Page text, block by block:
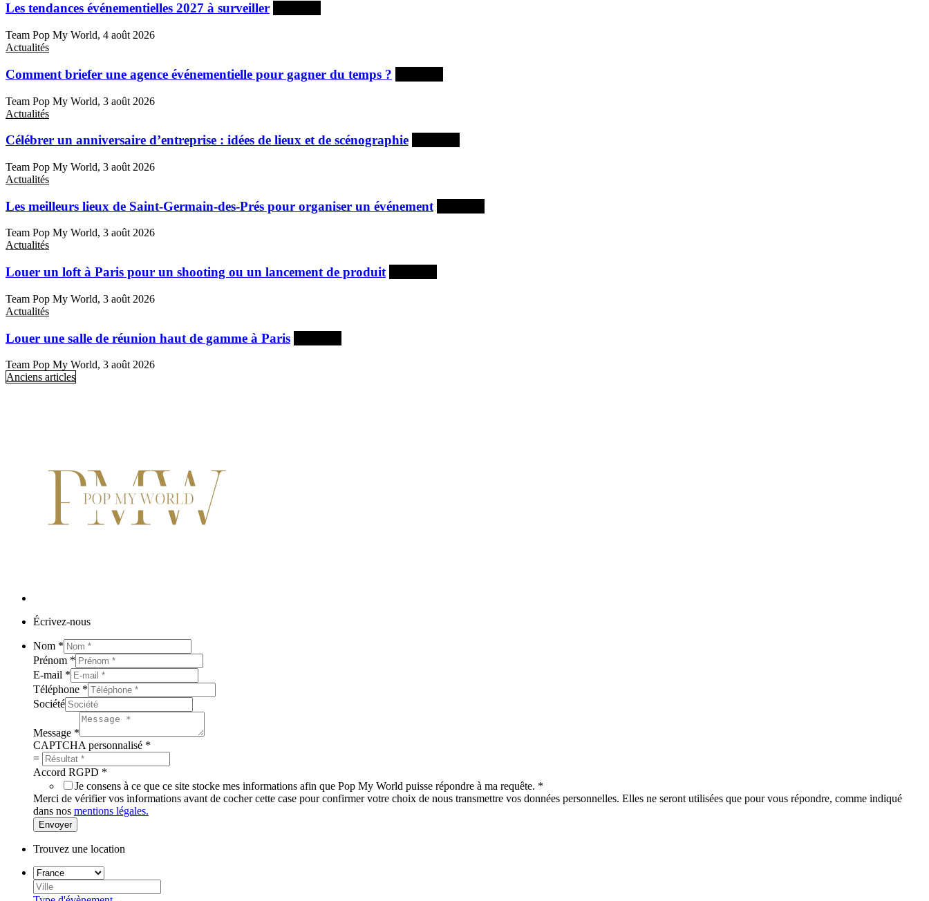
Les tendances événementielles 2027 à surveiller
Team Pop My World, 4 août 2026
Actualités
Comment briefer une agence événementielle pour gagner du temps ?
Team Pop My World, 3 août 2026
Actualités
Célébrer un anniversaire d’entreprise : idées de lieux et de scénographie
Team Pop My World, 3 août 2026
Actualités
Les meilleurs lieux de Saint-Germain-des-Prés pour organiser un événement
Team Pop My World, 3 août 2026
Actualités
Louer un loft à Paris pour un shooting ou un lancement de produit
Team Pop My World, 3 août 2026
Actualités
Louer une salle de réunion haut de gamme à Paris
Team Pop My World, 3 août 2026
Anciens articles
Écrivez-nous
Nom *
Prénom *
E-mail *
Téléphone *
Société
Message *
CAPTCHA personnalisé *
=
Accord RGPD *
Je consens à ce que ce site stocke mes informations afin que Pop My World puisse répondre à ma requête. *
Merci de vérifier vos informations avant de cocher cette case pour confirmer votre choix de nous transmettre vos données personnelles. Elles ne seront utilisées que pour vous répondre, comme indiqué
dans nos mentions légales.
Envoyer
Trouvez une location